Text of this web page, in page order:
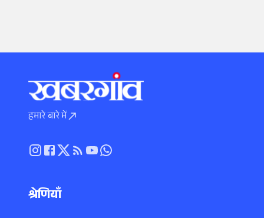
हमारे बारे में
श्रेणियाँ